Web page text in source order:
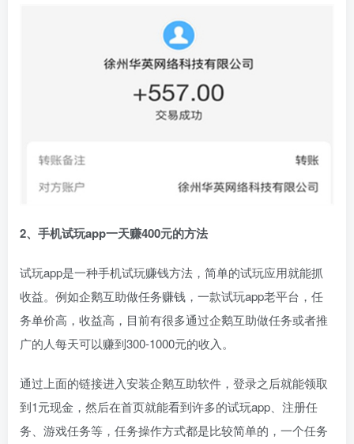
2、手机试玩app一天赚400元的方法
试玩app是一种手机试玩赚钱方法，简单的试玩应用就能抓
收益。例如企鹅互助做任务赚钱，一款试玩app老平台，任
务单价高，收益高，目前有很多通过企鹅互助做任务或者推
广的人每天可以赚到300-1000元的收入。
通过上面的链接进入安装企鹅互助软件，登录之后就能领取
到1元现金，然后在首页就能看到许多的试玩app、注册任
务、游戏任务等，任务操作方式都是比较简单的，一个任务